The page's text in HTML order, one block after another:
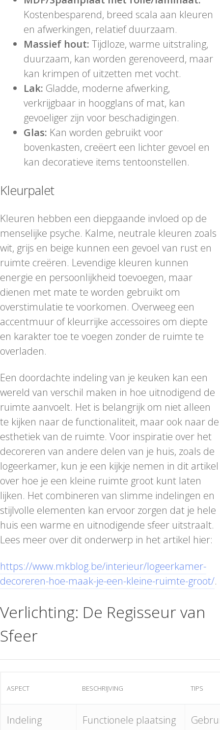
Kostenbesparend, breed scala aan kleuren
en afwerkingen, relatief duurzaam.
Massief hout: Tijdloze, warme uitstraling,
duurzaam, kan worden gerenoveerd, maar
kan krimpen of uitzetten met vocht.
Lak: Gladde, moderne afwerking,
verkrijgbaar in hoogglans of mat, kan
gevoeliger zijn voor beschadigingen.
Glas: Kan worden gebruikt voor
bovenkasten, creëert een lichter gevoel en
kan decoratieve items tentoonstellen.
Kleurpalet
Kleuren hebben een diepgaande invloed op de
menselijke psyche. Kalme, neutrale kleuren zoals
wit, grijs en beige kunnen een gevoel van rust en
ruimte creëren. Levendige kleuren kunnen
energie en persoonlijkheid toevoegen, maar
dienen met mate te worden gebruikt om
overstimulatie te voorkomen. Overweeg een
accentmuur of kleurrijke accessoires om diepte
en karakter toe te voegen zonder de ruimte te
overladen.
Een doordachte indeling van je keuken kan een
wereld van verschil maken in hoe uitnodigend de
ruimte aanvoelt. Het is belangrijk om niet alleen
te kijken naar de functionaliteit, maar ook naar de
esthetiek van de ruimte. Voor inspiratie over het
decoreren van andere delen van je huis, zoals de
logeerkamer, kun je een kijkje nemen in dit artikel
over hoe je een kleine ruimte groot kunt laten
lijken. Het combineren van slimme indelingen en
stijlvolle elementen kan ervoor zorgen dat je hele
huis een warme en uitnodigende sfeer uitstraalt.
Lees meer over dit onderwerp in het artikel hier:
https://www.mkblog.be/interieur/logeerkamer-
decoreren-hoe-maak-je-een-kleine-ruimte-groot/.
Verlichting: De Regisseur van
Sfeer
ASPECT BESCHRIJVING TIPS
Indeling
Functionele plaatsing